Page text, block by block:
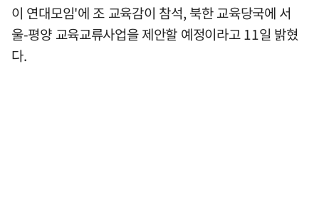
이 연대모임'에 조 교육감이 참석, 북한 교육당국에 서
울-평양 교육교류사업을 제안할 예정이라고 11일 밝혔
다.